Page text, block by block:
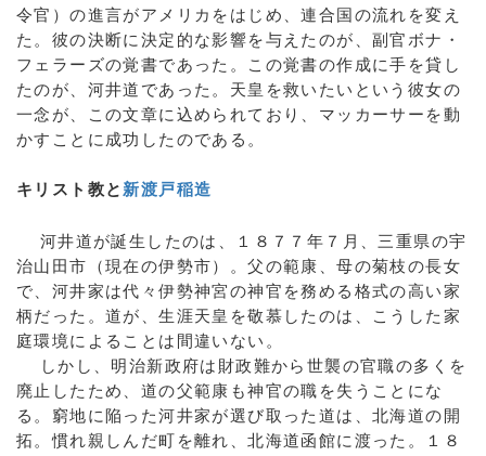
令官）の進言がアメリカをはじめ、連合国の流れを変え
た。彼の決断に決定的な影響を与えたのが、副官ボナ・
フェラーズの覚書であった。この覚書の作成に手を貸し
たのが、河井道であった。天皇を救いたいという彼女の
一念が、この文章に込められており、マッカーサーを動
かすことに成功したのである。
キリスト教と 新渡戸稲造
河井道が誕生したのは、１８７７年７月、三重県の宇
治山田市（現在の伊勢市）。父の範康、母の菊枝の長女
で、河井家は代々伊勢神宮の神官を務める格式の高い家
柄だった。道が、生涯天皇を敬慕したのは、こうした家
庭環境によることは間違いない。
しかし、明治新政府は財政難から世襲の官職の多くを
廃止したため、道の父範康も神官の職を失うことにな
る。窮地に陥った河井家が選び取った道は、北海道の開
拓。慣れ親しんだ町を離れ、北海道函館に渡った。１８